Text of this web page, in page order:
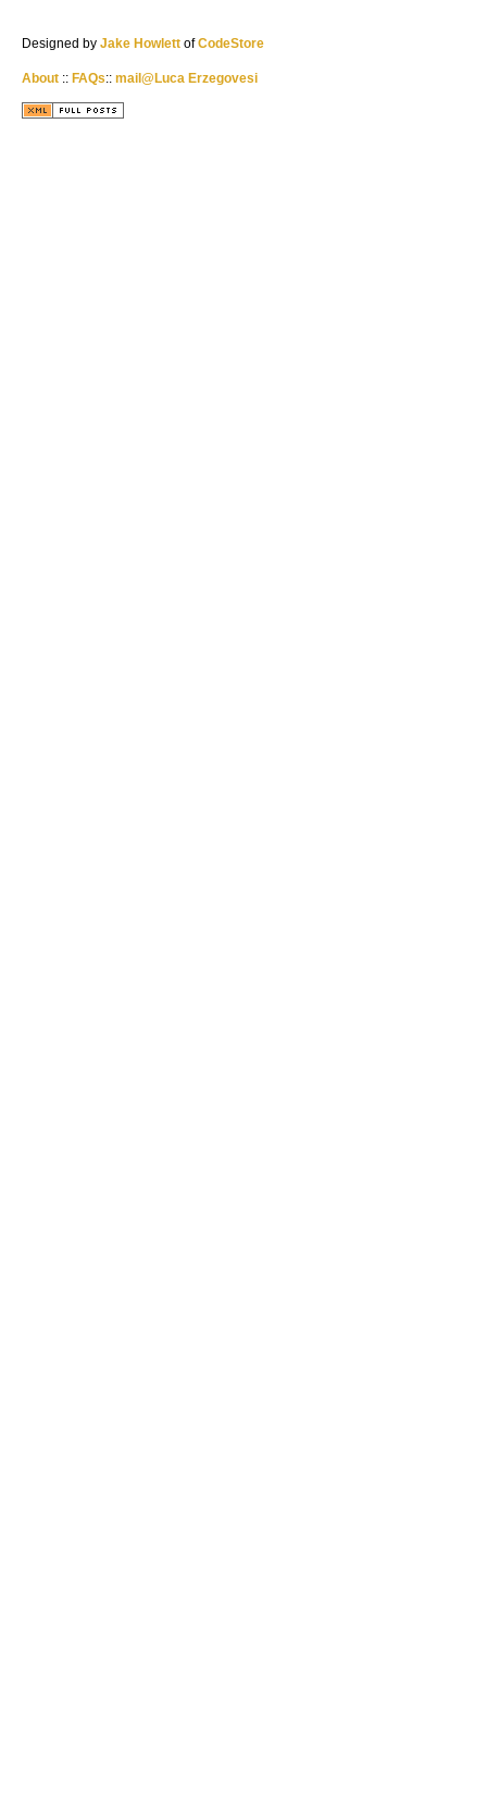
Designed by Jake Howlett ofCodeStore
About :: FAQs:: mail@Luca Erzegovesi